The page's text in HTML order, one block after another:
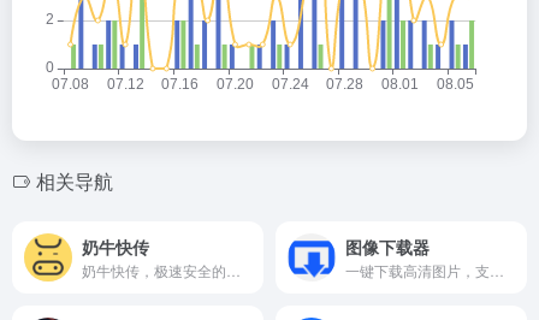
相关导航
奶牛快传 图像下载器